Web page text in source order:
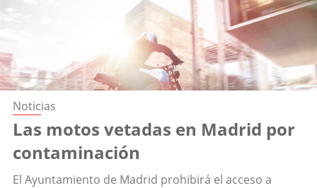
Noticias
Las motos vetadas en Madrid por
contaminación
El Ayuntamiento de Madrid prohibirá el acceso a